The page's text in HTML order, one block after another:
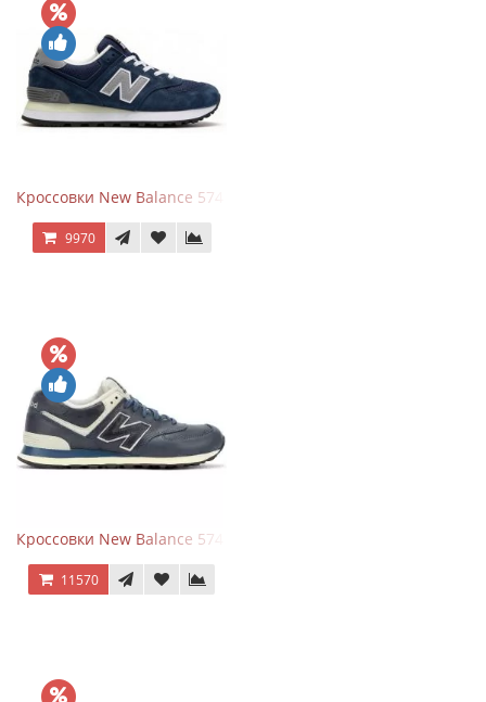
Кроссовки New Balance 574 Classic Blue Grey
9970
Кроссовки New Balance 574 Classic Blue White Leather
11570